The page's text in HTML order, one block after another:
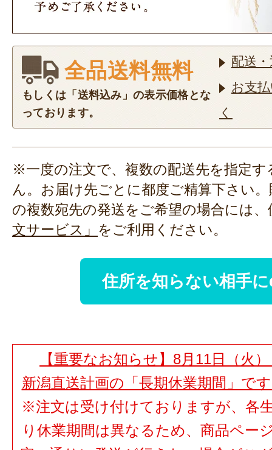
全品送料無料
もしくは「送料込み」の表示価格とな
っております。
配送
お支
く
※一度の注文で、複数の配送先を指定
ん。お届け先ごとに都度ご精算下さい
の複数宛先の発送をご希望の場合には、
文サービス」 をご利用ください。
住所を知らない相手
【重要なお知らせ】8月11日（火
新潟直送計画の「長期休業期間」で
※注文は受け付けておりますが、各
り休業期間は異なるため、商品ペー